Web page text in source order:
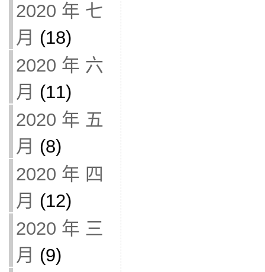
2020 年 七
月 (18)
2020 年 六
月 (11)
2020 年 五
月 (8)
2020 年 四
月 (12)
2020 年 三
月 (9)